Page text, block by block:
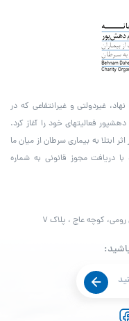
غیردولتی و غیرانتفاعی که در
بهنام دهش­پور فعالیت­های خود را آغاز کرد.
همان سال و در سن ۲۱ سالگی در اثر ابتلا به بیماری سرطان از میان ما
دریافت مجوز قانونی به شماره
رومی، کوچه عاج ، پلاک ۷